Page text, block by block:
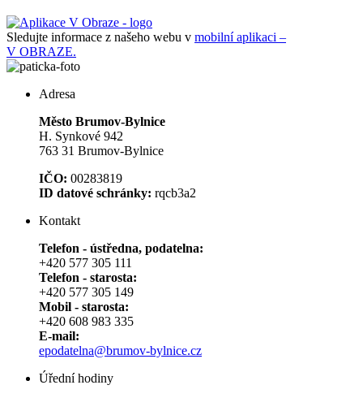
Sledujte informace z našeho webu v mobilní aplikaci –
V OBRAZE.
Adresa
Město Brumov-Bylnice
H. Synkové 942
763 31 Brumov-Bylnice
IČO: 00283819
ID datové schránky: rqcb3a2
Kontakt
Telefon - ústředna, podatelna:
+420 577 305 111
Telefon - starosta:
+420 577 305 149
Mobil - starosta:
+420 608 983 335
E-mail:
epodatelna@brumov-bylnice.cz
Úřední hodiny